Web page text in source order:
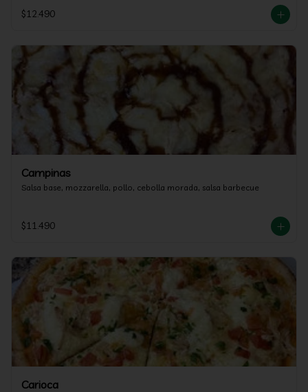
$12.490
Campinas
Salsa base, mozzarella, pollo, cebolla morada, salsa barbecue
$11.490
Carioca